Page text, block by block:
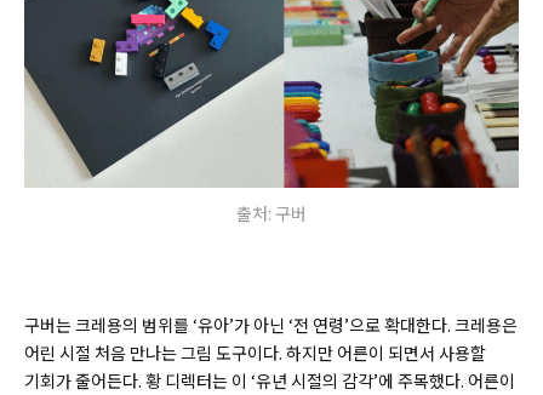
출처: 구버
구버는 크레용의 범위를 ‘유아’가 아닌 ‘전 연령’으로 확대한다. 크레용은
어린 시절 처음 만나는 그림 도구이다. 하지만 어른이 되면서 사용할
기회가 줄어든다. 황 디렉터는 이 ‘유년 시절의 감각’에 주목했다. 어른이